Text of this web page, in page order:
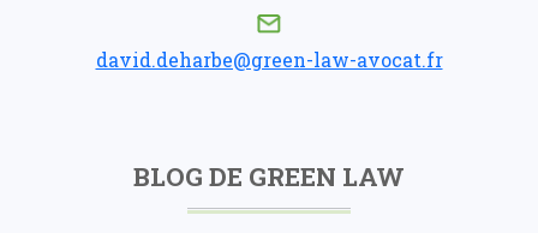
david.deharbe@green-law-avocat.fr
BLOG DE GREEN LAW